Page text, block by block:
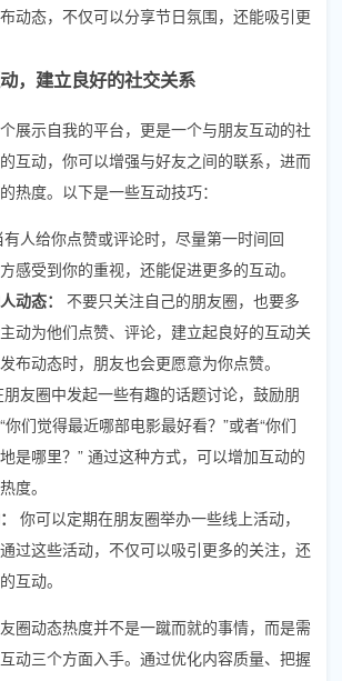
动态，不仅可以分享节日氛围，还能吸引更
，建立良好的社交关系
展示自我的平台，更是一个与朋友互动的社
互动，你可以增强与好友之间的联系，进而
热度。以下是一些互动技巧：
有人给你点赞或评论时，尽量第一时间回
感受到你的重视，还能促进更多的互动。
动态：
不要只关注自己的朋友圈，也要多
动为他们点赞、评论，建立起良好的互动关
布动态时，朋友也会更愿意为你点赞。
朋友圈中发起一些有趣的话题讨论，鼓励朋
们觉得最近哪部电影最好看？”或者“你们
是哪里？” 通过这种方式，可以增加互动的
度。
你可以定期在朋友圈举办一些线上活动，
过这些活动，不仅可以吸引更多的关注，还
互动。
圈动态热度并不是一蹴而就的事情，而是需
动三个方面入手。通过优化内容质量、把握